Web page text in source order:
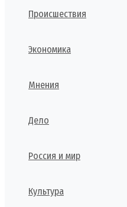
Происшествия
Экономика
Мнения
Дело
Россия и мир
Культура